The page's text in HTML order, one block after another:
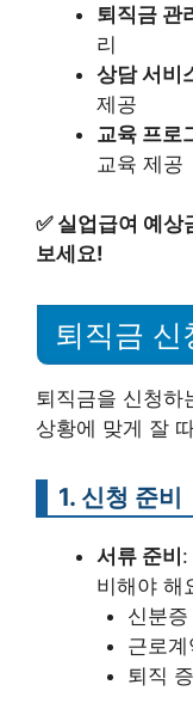
퇴직금 관
리
상담 서비
제공
교육 프로
교육 제공
✅ 실업급여 예상
보세요!
퇴직금 신
퇴직금을 신청하
상황에 맞게 잘
1. 신청 준비
서류 준비:
비해야 해
신분증
근로계
퇴직